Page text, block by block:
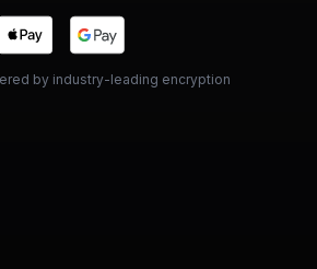
by industry-leading encryption